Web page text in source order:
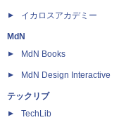
イカロスアカデミー
MdN
MdN Books
MdN Design Interactive
テックリブ
TechLib